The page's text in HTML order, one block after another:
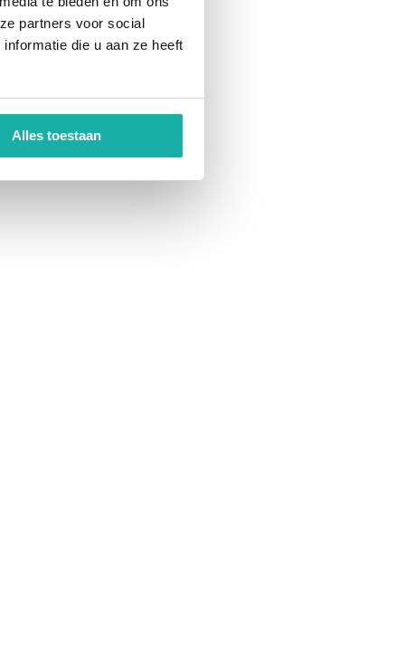
partners voor social
die u aan ze heeft
Alles toestaan